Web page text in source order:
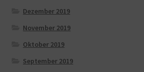
Dezember 2019
November 2019
Oktober 2019
September 2019